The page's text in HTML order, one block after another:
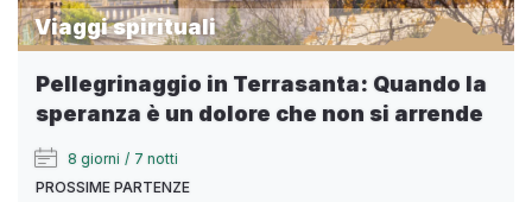
Viaggi spirituali
Pellegrinaggio in Terrasanta: Quando la
speranza è un dolore che non si arrende
8 giorni / 7 notti
PROSSIME PARTENZE